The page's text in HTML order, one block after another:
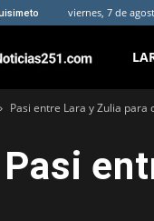
viernes, 7 de
Pasi entre Lara y Zulia para
Pasi